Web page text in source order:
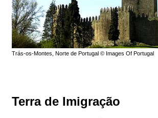
Trás-os-Montes, Norte de Portugal © Images Of Portugal
Terra de Imigração